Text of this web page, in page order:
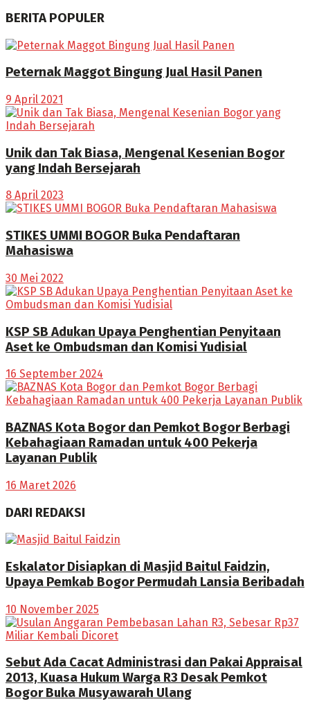
BERITA POPULER
Peternak Maggot Bingung Jual Hasil Panen
9 April 2021
Unik dan Tak Biasa, Mengenal Kesenian Bogor
yang Indah Bersejarah
8 April 2023
STIKES UMMI BOGOR Buka Pendaftaran
Mahasiswa
30 Mei 2022
KSP SB Adukan Upaya Penghentian Penyitaan
Aset ke Ombudsman dan Komisi Yudisial
16 September 2024
BAZNAS Kota Bogor dan Pemkot Bogor Berbagi
Kebahagiaan Ramadan untuk 400 Pekerja
Layanan Publik
16 Maret 2026
DARI REDAKSI
Eskalator Disiapkan di Masjid Baitul Faidzin,
Upaya Pemkab Bogor Permudah Lansia Beribadah
10 November 2025
Sebut Ada Cacat Administrasi dan Pakai Appraisal
2013, Kuasa Hukum Warga R3 Desak Pemkot
Bogor Buka Musyawarah Ulang